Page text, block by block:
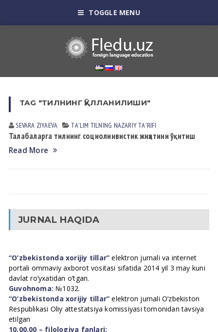
TOGGLE MENU
TAG "ТИЛНИНГ ҚЎЛЛАНИЛИШИ"
SEVARA ZIYAEVА TА'LIM TILNING NАZАRIY TА'RIFI
Талабаларга тилнинг социолинвистик жиҳатини ўқитиш
Read More
JURNAL HAQIDA
“O’zbekistonda xorijiy tillar” elektron jurnali va internet
portali ommaviy axborot vositasi sifatida 2014 yil 3 may kuni
davlat ro’yxatidan o’tgan.
Guvohnoma: №1032.
“O’zbekistonda xorijiy tillar” elektron jurnali O’zbekiston
Respublikasi Oliy attestatsiya komissiyasi tomonidan tavsiya
etilgan
10.00.00 – filologiya fanlari;